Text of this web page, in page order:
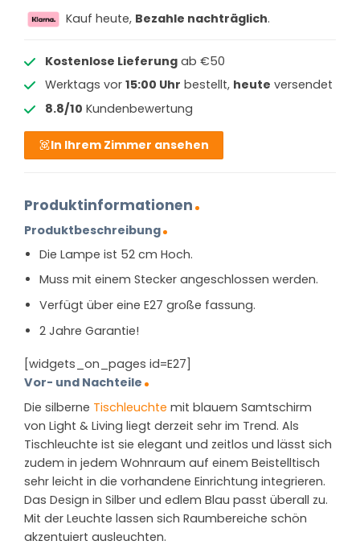
Kauf heute, Bezahle nachträglich.
Kostenlose Lieferungab €50
Werktags vor 15:00 Uhr bestellt, heute versendet
8.8/10 Kundenbewertung
In Ihrem Zimmer ansehen
Produktinformationen
Produktbeschreibung
Die Lampe ist 52 cm Hoch.
Muss mit einem Stecker angeschlossen werden.
Verfügt über eine E27 große fassung.
2 Jahre Garantie!
[widgets_on_pages id=E27]
Vor- und Nachteile
Die silberne Tischleuchte mit blauem Samtschirm
von Light & Living liegt derzeit sehr im Trend. Als
Tischleuchte ist sie elegant und zeitlos und lässt sich
zudem in jedem Wohnraum auf einem Beistelltisch
sehr leicht in die vorhandene Einrichtung integrieren.
Das Design in Silber und edlem Blau passt überall zu.
Mit der Leuchte lassen sich Raumbereiche schön
akzentuiert ausleuchten.